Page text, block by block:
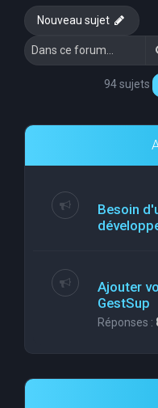
Nouveau sujet
94 sujets
Besoin
Ajouter
GestSup
Réponses :